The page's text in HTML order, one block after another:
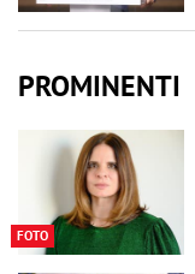
PROMINENTI
FOTO